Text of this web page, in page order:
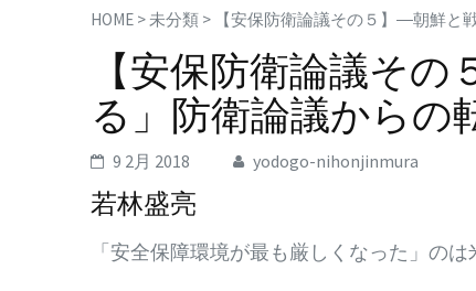
HOME >未分類 > 【安保防衛論議その５】―朝鮮
【安保防衛論議そ
る」防衛論議から
9 2月 2018 yodogo-nihonjinmura
若林盛亮
「安全保障環境が最も厳しくなった」の